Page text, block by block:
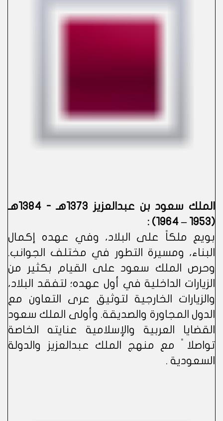
الملك سعود بن عبدالعزيز 1373هـ - 1384هـ
(1953 – 1964) :
بويع ملكاً على البلاد، وفي عهده إكمال
البناء، ومسيرة التطور في مختلف الجوانب.
وحرص الملك سعود على القيام بكثير من
الزيارات الداخلية في أول عهده؛ لتفقد البلاد،
والزيارات الخارجية لتوثيق عرى التعاون مع
الدول المجاورة والصديقة. وأولى الملك سعود
القضايا العربية والإسلامية عنايته الخاصة
تواصلا ً مع منهج الملك عبدالعزيز والدولة
السعودية .